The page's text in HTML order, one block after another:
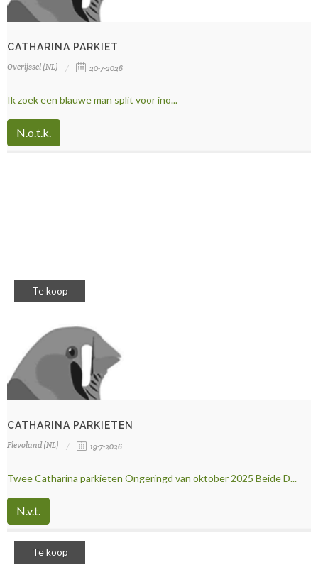
CATHARINA PARKIET
Overijssel (NL) 20-7-2026
Ik zoek een blauwe man split voor ino...
N.o.t.k.
Te koop
CATHARINA PARKIETEN
Flevoland (NL) 19-7-2026
Twee Catharina parkieten Ongeringd van oktober 2025 Beide D...
N.v.t.
Te koop